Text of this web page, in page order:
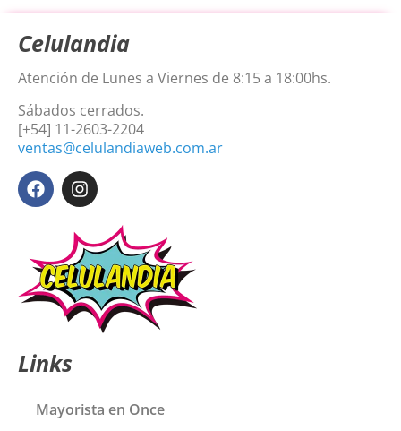
Celulandia
Atención de Lunes a Viernes de 8:15 a 18:00hs.
Sábados cerrados.
[+54] 11-2603-2204
ventas@celulandiaweb.com.ar
Links
Mayorista en Once